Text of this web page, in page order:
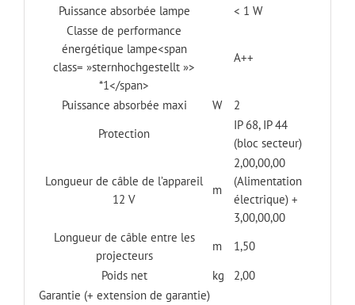
Puissance absorbée lampe
< 1 W
Classe de performance
énergétique lampe<span
class= »sternhochgestellt »>
*1</span>
A++
Puissance absorbée maxi W
2
Protection
IP 68, IP 44
(bloc secteur)
Longueur de câble de l’appareil
12 V
m
2,00,00,00
(Alimentation
électrique) +
3,00,00,00
Longueur de câble entre les
projecteurs
m
1,50
Poids net
kg
2,00
Garantie (+ extension de garantie)